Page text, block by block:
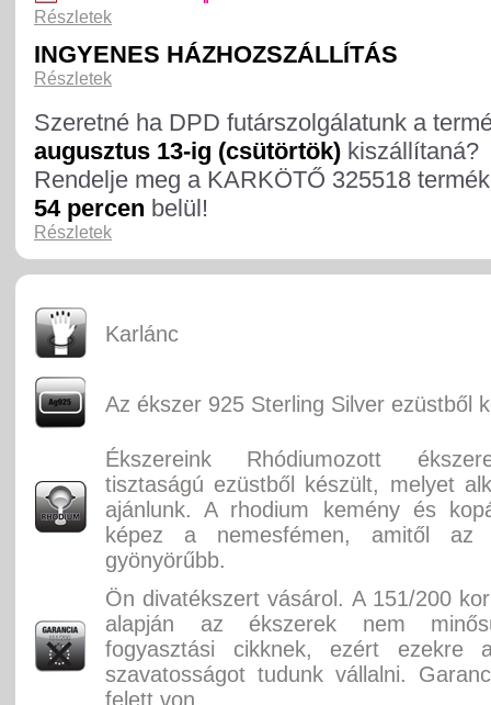
Részletek
INGYENES HÁZHOZSZÁLLÍTÁS
Részletek
Szeretné ha DPD futárszolgálatunk a
augusztus 13-ig (csütörtök) kiszállítaná?
Rendelje meg a KARKÖTŐ 325518
54 percen belül!
Részletek
Karlánc
Az ékszer 925 Sterling Silver ezüstből
Ékszereink Rhódiumozott
tisztaságú ezüstből készült, melyet
ajánlunk. A rhodium kemény és
képez a nemesfémen, amitől az
gyönyörűbb.
Ön divatékszert vásárol. A 151/200
alapján az ékszerek nem
fogyasztási cikknek, ezért ezekre
szavatosságot tudunk vállalni.
felett von